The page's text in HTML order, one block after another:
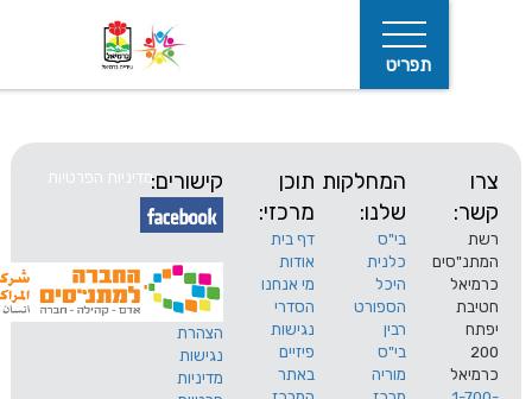
המחלקות
שלנו:
בי"ס
כלנית
היכל
הספורט
רבין
בי"ס
מוריה
תוכן
מרכזי:
דף בית
אודות
מי אנחנו
הסדרי
נגישות
פיזיים
באתר
קישורים:
הצהרת
נגישות
מדיניות
מדיניות הפרטיות